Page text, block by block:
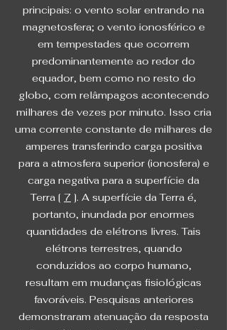
principais: o vento solar entrando na
magnetosfera; o vento ionosférico e
em tempestades que ocorrem
predominantemente ao redor do
equador, bem como no resto do
globo, com relâmpagos acontecendo
milhares de vezes por minuto. Isso cria
uma corrente constante de milhares de
amperes transferindo carga positiva
para a atmosfera superior (ionosfera) e
carga negativa para a superfície da
Terra [ 7 ]. A superfície da Terra é,
portanto, inundada por enormes
quantidades de elétrons livres. Tais
elétrons terrestres, quando
conduzidos ao corpo humano,
resultam em mudanças fisiológicas
favoráveis. Pesquisas anteriores
demonstraram atenuação da resposta